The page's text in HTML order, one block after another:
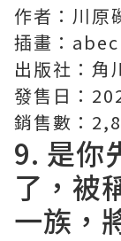
作者：川原
插畫：abec
出版社：角
發售日：
銷售數：
9. 是你
了，被
一族，